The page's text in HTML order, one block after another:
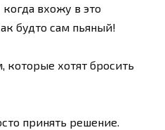
вхожу в это
будто сам пьяный!
хотят бросить
принять решение.